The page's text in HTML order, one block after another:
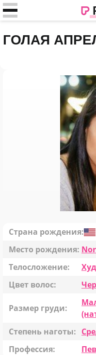
ГОЛАЯ
Страна рождения:
Место рождения:
Телосложение:
Цвет волос:
Размер груди:
Степень наготы:
Профессия: